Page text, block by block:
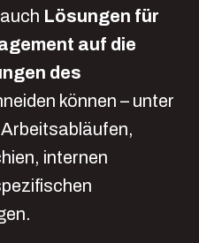
Lösungen für
auf die
des
können – unter
internen